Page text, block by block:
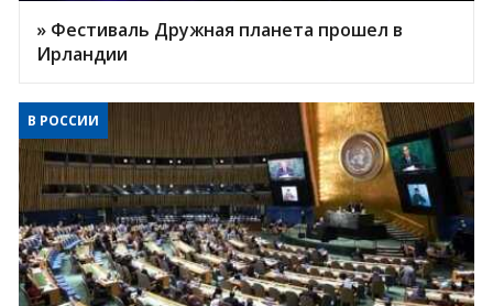
» Фестиваль Дружная планета прошел в
Ирландии
В РОССИИ